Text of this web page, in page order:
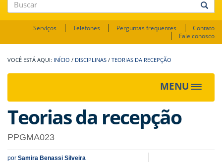
Buscar
Serviços Telefones Perguntas frequentes
Contato
Fale conosco
INÍCIO / DISCIPLINAS / TEORIAS DA RECEPÇÃO
MENU
Toggle
Teorias da recepção
PPGMA023
por Samira Benassi Silveira